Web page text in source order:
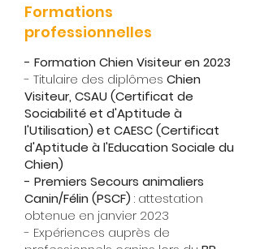
Formations
professionnelles
- Formation Chien Visiteur en 2023
- Titulaire des diplômes Chien
Visiteur, CSAU (Certificat de
Sociabilité et d'Aptitude à
l'Utilisation) et CAESC (Certificat
d'Aptitude à l'Education Sociale du
Chien)
- Premiers Secours animaliers
Canin/Félin (PSCF) : attestation
obtenue en janvier 2023
- Expériences auprès de